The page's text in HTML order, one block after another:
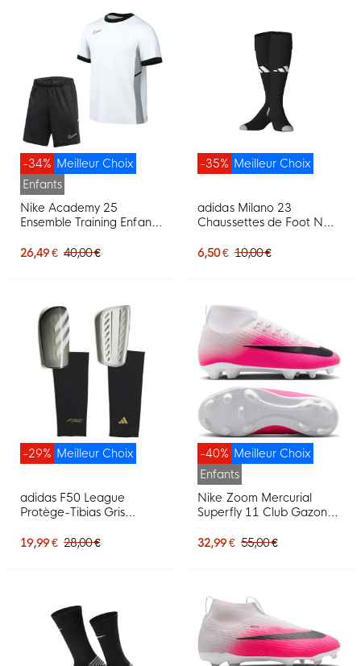
Meilleur Choix
-34%
Enfants
Nike Academy 25
Ensemble Training Enfants
26,49 € 40,00 €
Meilleur Choix
-35%
adidas Milano 23
Chaussettes de Foot Noir
6,50 € 10,00 €
Meilleur Choix
-29%
adidas F50 League
Protège-Tibias Gris
19,99 € 28,00 €
Meilleur Choix
-40%
Enfants
Nike Zoom Mercurial
Superfly 11 Club Gazon
Chaussures de Foot (MG)
32,99 € 55,00 €